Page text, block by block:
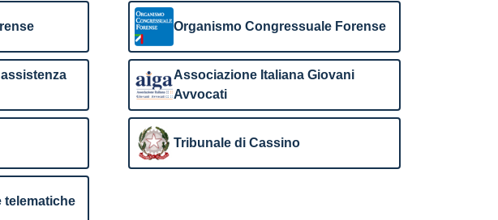
Organismo Congressuale Forense
Associazione Italiana Giovani
Avvocati
Tribunale di Cassino
telematiche